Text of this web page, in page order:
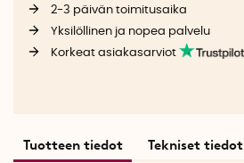
2-3 päivän toimitusaika
Yksilöllinen ja nopea palvelu
Korkeat asiakasarviot
Tuotteen tiedot Tekniset tiedot